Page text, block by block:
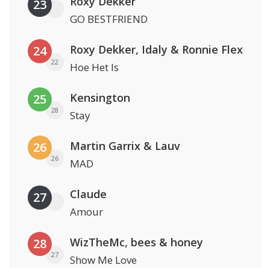
23
GO BESTFRIEND
24
22
Roxy Dekker, Idaly & Ronnie Flex
Hoe Het Is
25
28
Kensington
Stay
26
26
Martin Garrix & Lauv
MAD
27 Claude
Amour
28
27
WizTheMc, bees & honey
Show Me Love